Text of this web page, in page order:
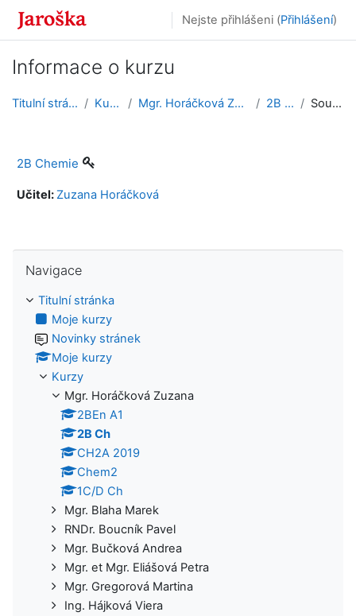
Přejít k hlavnímu obsahu
Nejste přihlášeni (Přihlášení)
Informace o kurzu
Titulní stránka Kurzy Mgr. Horáčková Zuzana 2B Ch Souhrn
2B Chemie
Učitel: Zuzana Horáčková
Navigace
Titulní stránka
Moje kurzy
Novinky stránek
Moje kurzy
Kurzy
Mgr. Horáčková Zuzana
2BEn A1
2B Ch
CH2A 2019
Chem2
1C/D Ch
Mgr. Blaha Marek
RNDr. Boucník Pavel
Mgr. Bučková Andrea
Mgr. et Mgr. Eliášová Petra
Mgr. Gregorová Martina
Ing. Hájková Viera